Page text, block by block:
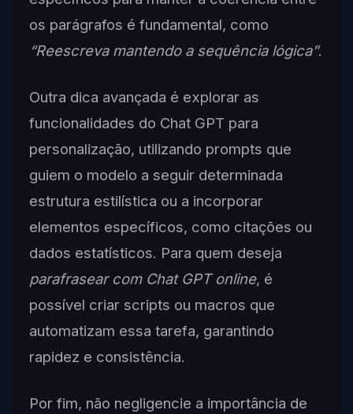
os parágrafos é fundamental, como
“Reescreva mantendo a sequência lógica”.
Outra dica avançada é explorar as
funcionalidades do Chat GPT para
personalização, utilizando prompts que
guiem o modelo a seguir determinada
estrutura estilística ou a incorporar
elementos específicos, como citações ou
dados estatísticos. Para quem deseja
parafrasear com Chat GPT online, é
possível criar scripts ou macros que
automatizam essa tarefa, garantindo
rapidez e consistência.
Por fim, não negligencie a importância de